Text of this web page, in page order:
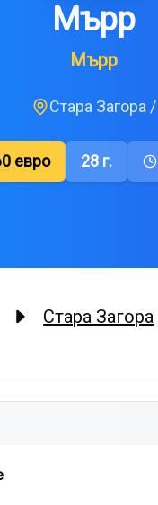
Мърр
Мърр
Стара Загора /
евро 28г.
Стара Загора